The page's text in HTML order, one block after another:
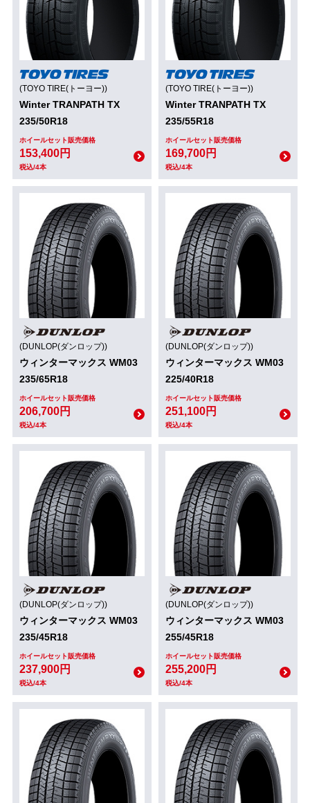
(TOYO TIRE(トーヨー))
Winter TRANPATH TX
235/50R18
ホイールセット販売価格
153,400円
税込/4本
(TOYO TIRE(トーヨー))
Winter TRANPATH TX
235/55R18
ホイールセット販売価格
169,700円
税込/4本
(DUNLOP(ダンロップ))
ウィンターマックス WM03
235/65R18
ホイールセット販売価格
206,700円
税込/4本
(DUNLOP(ダンロップ))
ウィンターマックス WM03
225/40R18
ホイールセット販売価格
251,100円
税込/4本
(DUNLOP(ダンロップ))
ウィンターマックス WM03
235/45R18
ホイールセット販売価格
237,900円
税込/4本
(DUNLOP(ダンロップ))
ウィンターマックス WM03
255/45R18
ホイールセット販売価格
255,200円
税込/4本